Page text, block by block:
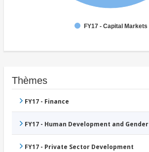
FY17 - Capital Markets
Thèmes
FY17 - Finance
FY17 - Human Development and Gender
FY17 - Private Sector Development